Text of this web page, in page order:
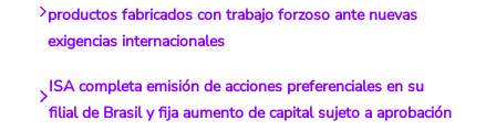
productos fabricados con trabajo forzoso ante nuevas
exigencias internacionales
ISA completa emisión de acciones preferenciales en su
filial de Brasil y fija aumento de capital sujeto a aprobación